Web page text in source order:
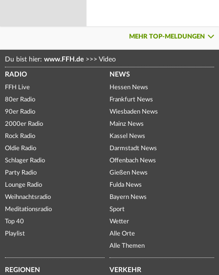
MEHR TOP-MELDUNGEN
Du bist hier: www.FFH.de >>> Video
RADIO
FFH Live
80er Radio
90er Radio
2000er Radio
Rock Radio
Oldie Radio
Schlager Radio
Party Radio
Lounge Radio
Weihnachtsradio
Meditationsradio
Top 40
Playlist
NEWS
Hessen News
Frankfurt News
Wiesbaden News
Mainz News
Kassel News
Darmstadt News
Offenbach News
Gießen News
Fulda News
Bayern News
Sport
Wetter
Alle Orte
Alle Themen
REGIONEN VERKEHR